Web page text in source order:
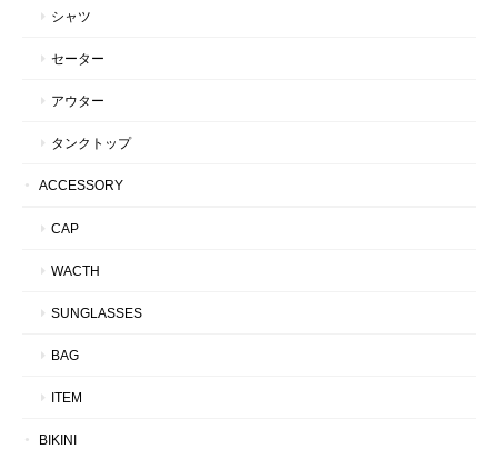
シャツ
セーター
アウター
タンクトップ
ACCESSORY
CAP
WACTH
SUNGLASSES
BAG
ITEM
BIKINI